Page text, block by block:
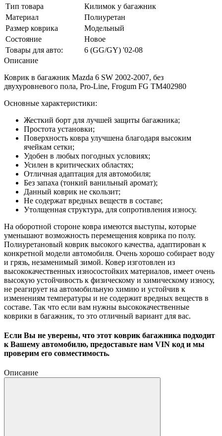
Тип товара
Килимок у багажник
Материал
Полиуретан
Размер коврика
Модельный
Состояние
Новое
Товары для авто:
6 (GG/GY) '02-08
Описание
Коврик в багажник Mazda 6 SW 2002-2007, без
двухуровневого пола, Pro-Line, Frogum FG TM402980
Основные характеристики:
Жесткий борт для лучшей защиты багажника;
Простота установки;
Поверхность ковра улучшена благодаря высоким
ячейкам сетки;
Удобен в любых погодных условиях;
Усилен в критических областях;
Отличная адаптация для автомобиля;
Без запаха (тонкий ванильный аромат);
Данный коврик не скользит;
Не содержат вредных веществ в составе;
Утолщенная структура, для сопротивления износу.
На оборотной стороне ковра имеются выступы, которые
уменьшают возможность перемещения коврика по полу.
Полиуретановый коврик высокого качества, адаптирован к
конкретной модели автомобиля. Очень хорошо собирает воду
и грязь, незаменимый зимой. Ковер изготовлен из
высококачественных износостойких материалов, имеет очень
высокую устойчивость к физическому и химическому износу,
не реагирует на автомобильную химию и устойчив к
изменениям температуры и не содержит вредных веществ в
составе. Так что если вам нужны высококачественные
коврики в багажник, то это отличный вариант для вас.
Если Вы не уверены, что этот коврик багажника подходит
к Вашему автомобилю, предоставьте нам VIN код и мы
проверим его совместимость.
Описание